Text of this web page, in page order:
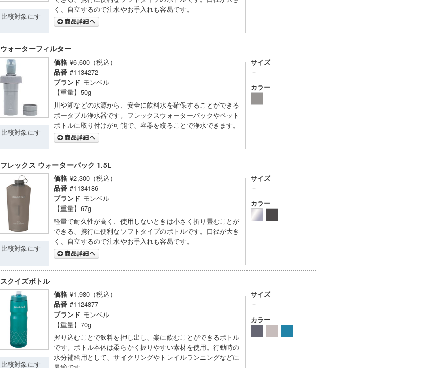
比較対象にす
く、自立するので注水やお手入れも容易です。
ウォーターフィルター
比較対象にす
価格 ¥6,600（税込）
品番 #1134272
ブランド モンベル
【重量】50g
川や湖などの水源から、安全に飲料水を確保することができる
ポータブル浄水器です。フレックスウォーターパックやペット
ボトルに取り付けが可能で、容器を絞ることで浄水できます。
サイズ
－
カラー
フレックス ウォーターパック 1.5L
比較対象にす
価格 ¥2,300（税込）
品番 #1134186
ブランド モンベル
【重量】67g
軽量で耐久性が高く、使用しないときは小さく折り畳むことが
できる、携行に便利なソフトタイプのボトルです。口径が大き
く、自立するので注水やお手入れも容易です。
サイズ
－
カラー
スクイズボトル
比較対象にす
価格 ¥1,980（税込）
品番 #1124877
ブランド モンベル
【重量】70g
握り込むことで飲料を押し出し、楽に飲むことができるボトル
です。ボトル本体は柔らかく握りやすい素材を使用。行動時の
水分補給用として、サイクリングやトレイルランニングなどに
サイズ
－
カラー